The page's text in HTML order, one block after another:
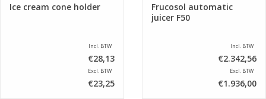
Ice cream cone holder
Incl. BTW
€28,13
Excl. BTW
€23,25
Frucosol automatic
juicer F50
Incl. BTW
€2.342,56
Excl. BTW
€1.936,00